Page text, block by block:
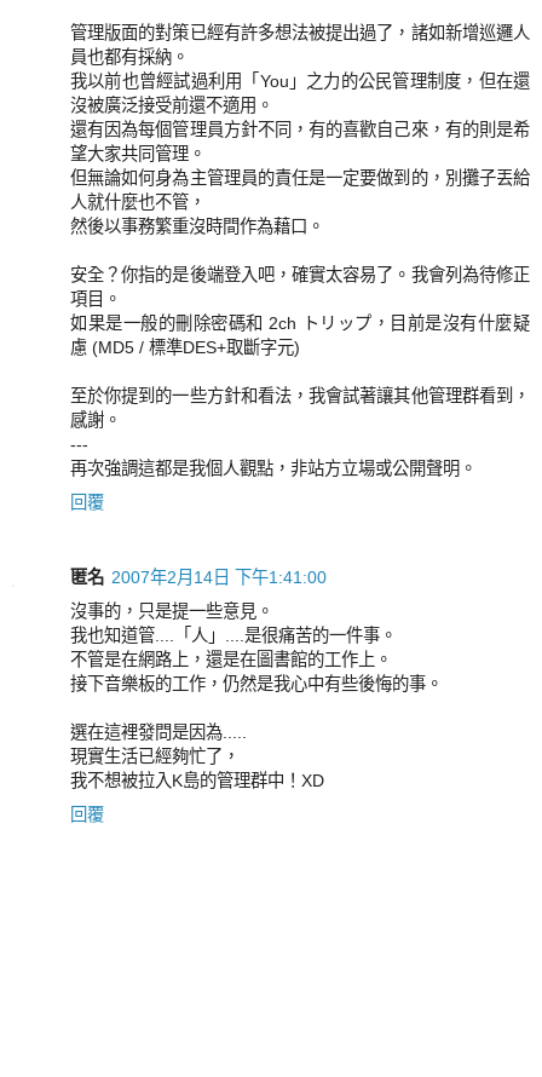
管理版面的對策已經有許多想法被提出過了，諸如新增巡邏人
員也都有採納。
我以前也曾經試過利用「You」之力的公民管理制度，但在還
沒被廣泛接受前還不適用。
還有因為每個管理員方針不同，有的喜歡自己來，有的則是希
望大家共同管理。
但無論如何身為主管理員的責任是一定要做到的，別攤子丟給
人就什麼也不管，
然後以事務繁重沒時間作為藉口。
安全？你指的是後端登入吧，確實太容易了。我會列為待修正
項目。
如果是一般的刪除密碼和 2ch トリップ，目前是沒有什麼疑
慮 (MD5 / 標準DES+取斷字元)
至於你提到的一些方針和看法，我會試著讓其他管理群看到，
感謝。
---
再次強調這都是我個人觀點，非站方立場或公開聲明。
回覆
匿名 2007年2月14日 下午1:41:00
沒事的，只是提一些意見。
我也知道管....「人」....是很痛苦的一件事。
不管是在網路上，還是在圖書館的工作上。
接下音樂板的工作，仍然是我心中有些後悔的事。
選在這裡發問是因為.....
現實生活已經夠忙了，
我不想被拉入K島的管理群中！XD
回覆